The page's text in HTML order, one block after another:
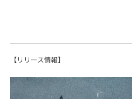
【リリース情報】